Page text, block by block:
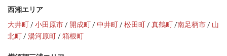
西湘エリア
大井町/小田原市/ 開成町/中井町/松田町/真鶴町/南足柄市/ 山
北町/湯河原町/箱根町